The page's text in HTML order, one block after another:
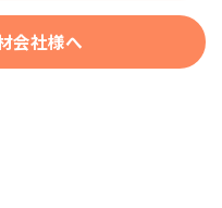
会社様へ